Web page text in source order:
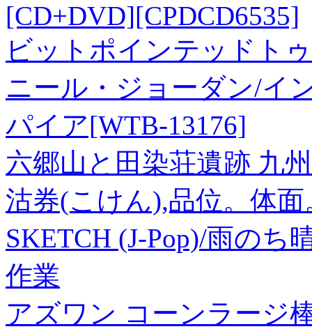
[CD+DVD][CPDCD6535]
ビットポインテッドト
ニール・ジョーダン/イ
パイア[WTB-13176]
六郷山と田染荘遺跡 九
沽券(こけん),品位。体
SKETCH (J-Pop)/雨のち
作業
アズワン コーンラージ